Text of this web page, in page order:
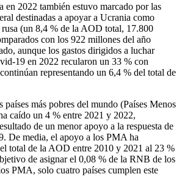
en 2022 también estuvo marcado por las
destinadas a apoyar a Ucrania como
rusa (un 8,4 % de la AOD total, 17.800
con los 922 millones del año
aunque los gastos dirigidos a luchar
19 en 2022 recularon un 33 % con
representando un 6,4 % del total de
países más pobres del mundo (Países Menos
caído un 4 % entre 2021 y 2022,
de un menor apoyo a la respuesta de
De media, el apoyo a los PMA ha
total de la AOD entre 2010 y 2021 al 23 %
de asignar el 0,08 % de la RNB de los
PMA, solo cuatro países cumplen este